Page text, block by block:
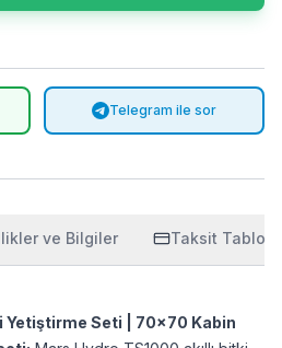
Telegram ile sor
ve Bilgiler Taksit
Yetiştirme Seti | 70×70 Kabin